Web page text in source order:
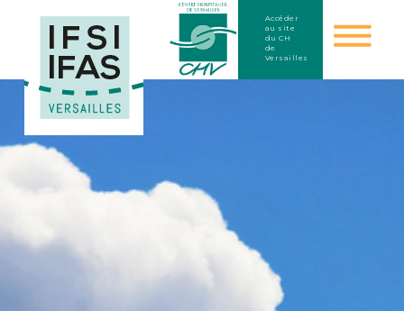
Accéder
au site
du CH
de
Versailles